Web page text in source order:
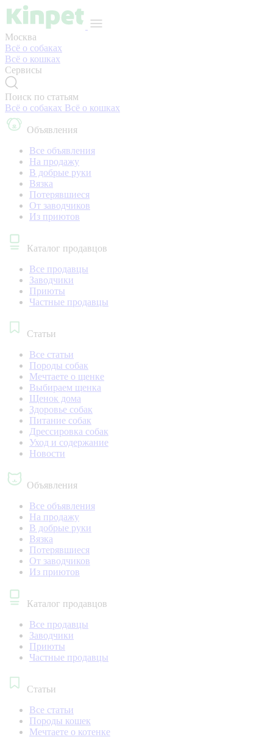
Москва
Всё о собаках
Всё о кошках
Сервисы
Поиск по статьям
Всё о собаках Всё о кошках
Объявления
Все объявления
На продажу
В добрые руки
Вязка
Потерявшиеся
От заводчиков
Из приютов
Каталог продавцов
Все продавцы
Заводчики
Приюты
Частные продавцы
Статьи
Все статьи
Породы собак
Мечтаете о щенке
Выбираем щенка
Щенок дома
Здоровье собак
Питание собак
Дрессировка собак
Уход и содержание
Новости
Объявления
Все объявления
На продажу
В добрые руки
Вязка
Потерявшиеся
От заводчиков
Из приютов
Каталог продавцов
Все продавцы
Заводчики
Приюты
Частные продавцы
Статьи
Все статьи
Породы кошек
Мечтаете о котенке